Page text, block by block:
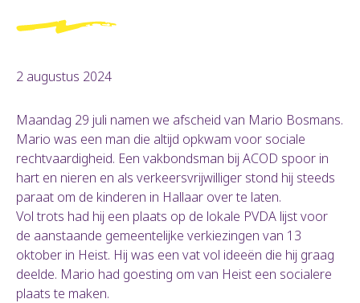
2 augustus 2024
Maandag 29 juli namen we afscheid van Mario Bosmans.
Mario was een man die altijd opkwam voor sociale
rechtvaardigheid. Een vakbondsman bij ACOD spoor in
hart en nieren en als verkeersvrijwilliger stond hij steeds
paraat om de kinderen in Hallaar over te laten.
Vol trots had hij een plaats op de lokale PVDA lijst voor
de aanstaande gemeentelijke verkiezingen van 13
oktober in Heist. Hij was een vat vol ideeën die hij graag
deelde. Mario had goesting om van Heist een socialere
plaats te maken.